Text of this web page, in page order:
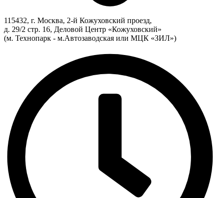
115432, г. Москва, 2-й Кожуховский проезд,
д. 29/2 стр. 16, Деловой Центр «Кожуховский»
(м. Технопарк - м.Автозаводская или МЦК «ЗИЛ»)